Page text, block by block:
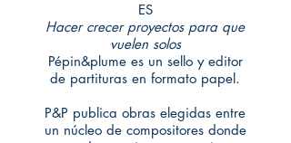
ES
Hacer crecer proyectos para que
vuelen solos
Pépin&plume es un sello y editor
de partituras en formato papel.
P&P publica obras elegidas entre
un núcleo de compositores donde